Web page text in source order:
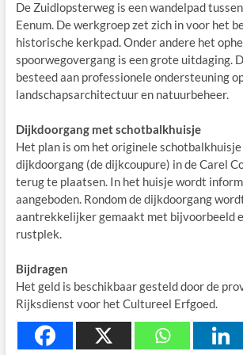
De Zuidlopsterweg is een wandelpad
Eenum. De werkgroep zet zich in voor het
historische kerkpad. Onder andere het
spoorwegovergang is een grote uitdaging.
besteed aan professionele ondersteuning
landschapsarchitectuur en natuurbeheer.
Dijkdoorgang met schotbalkhuisje
Het plan is om het originele
dijkdoorgang (de dijkcoupure) in de Carel
terug te plaatsen. In het huisje wordt
aangeboden. Rondom de dijkdoorgang
aantrekkelijker gemaakt met bijvoorbeeld
rustplek.
Bijdragen
Het geld is beschikbaar gesteld door de
Rijksdienst voor het Cultureel Erfgoed.